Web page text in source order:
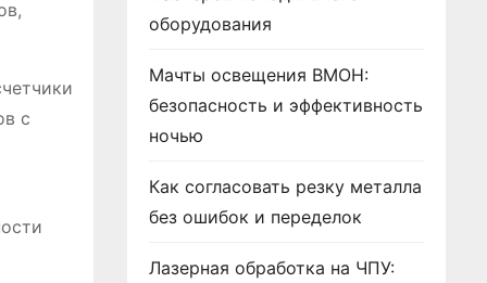
с
оборудования
Мачты освещения ВМОН:
безопасность и эффективность
ночью
Как согласовать резку металла
без ошибок и переделок
Лазерная обработка на ЧПУ: